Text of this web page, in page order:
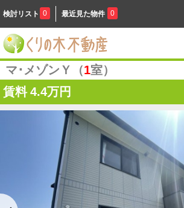
検討リスト 0 最近見た物件 0
マ･メゾンＹ（1室）
賃料 4.4万円